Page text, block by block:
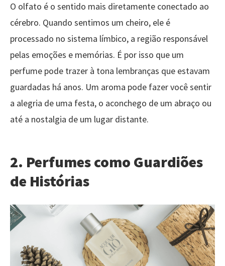
O olfato é o sentido mais diretamente conectado ao
cérebro. Quando sentimos um cheiro, ele é
processado no sistema límbico, a região responsável
pelas emoções e memórias. É por isso que um
perfume pode trazer à tona lembranças que estavam
guardadas há anos. Um aroma pode fazer você sentir
a alegria de uma festa, o aconchego de um abraço ou
até a nostalgia de um lugar distante.
2. Perfumes como Guardiões
de Histórias